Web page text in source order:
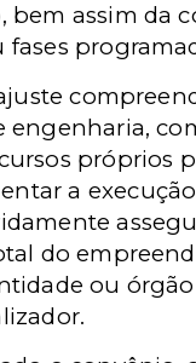
bem assim da
fases
engenharia,
próprios
a
do
ou órgão